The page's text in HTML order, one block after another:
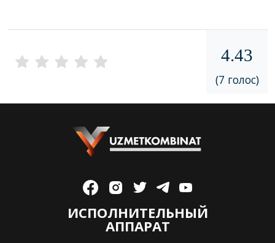
4.43
(7 голос)
ИСПОЛНИТЕЛЬНЫЙ
АППАРАТ